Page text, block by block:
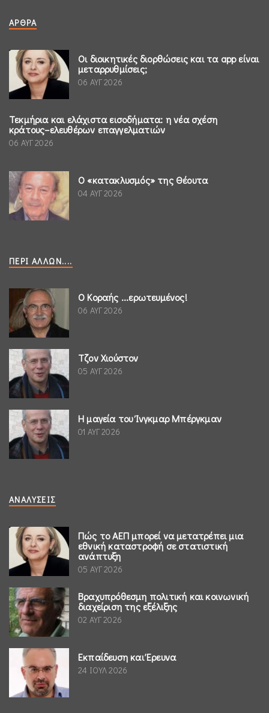
ΆΡΘΡΑ
Οι διοικητικές διορθώσεις και τα app είναι
μεταρρυθμίσεις;
06 ΑΥΓ 2026
Τεκμήρια και ελάχιστα εισοδήματα: η νέα σχέση
κράτους–ελευθέρων επαγγελματιών
06 ΑΥΓ 2026
Ο «κατακλυσμός» της Θέουτα
04 ΑΥΓ 2026
ΠΕΡΊ ΆΛΛΩΝ....
Ο Κοραής ...ερωτευμένος!
06 ΑΥΓ 2026
Τζον Χιούστον
05 ΑΥΓ 2026
Η μαγεία του Ίνγκμαρ Μπέργκμαν
01 ΑΥΓ 2026
ΑΝΑΛΎΣΕΙΣ
Πώς το ΑΕΠ μπορεί να μετατρέπει μια
εθνική καταστροφή σε στατιστική
ανάπτυξη
05 ΑΥΓ 2026
Βραχυπρόθεσμη πολιτική και κοινωνική
διαχείριση της εξέλιξης
02 ΑΥΓ 2026
Εκπαίδευση και Έρευνα
24 ΙΟΥΛ 2026